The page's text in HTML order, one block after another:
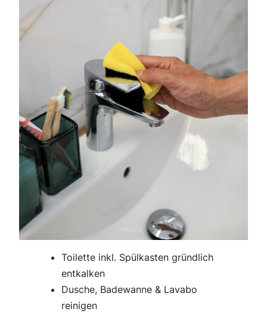
Toilette inkl. Spülkasten gründlich
entkalken
Dusche, Badewanne & Lavabo
reinigen